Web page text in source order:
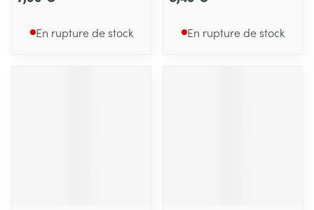
En rupture de stock En rupture de stock